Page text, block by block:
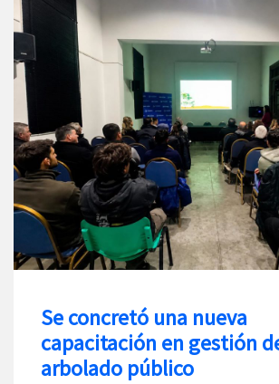
Se concretó una nueva
capacitación en gestión
arbolado público